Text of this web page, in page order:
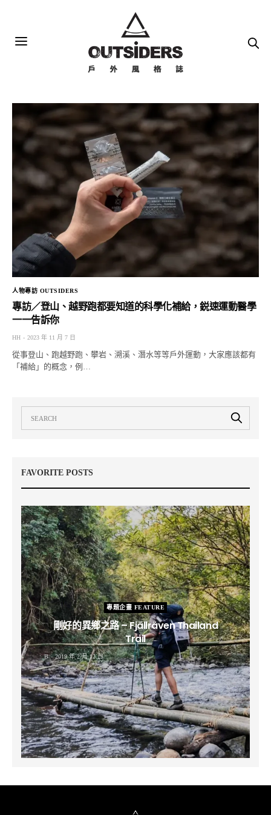
人物專訪 OUTSIDERS
專訪／登山、越野跑都要知道的科學化補給，鋭速運動醫學
一一告訴你
HH 2023 年 11 月 7 日
從事登山、跑越野跑、攀岩、溯溪、潛水等等戶外運動，大家應該都有
「補給」的概念，例…
FAVORITE POSTS
專題企畫 FEATURE
剛好的異鄉之路 – Fjällräven Thailand
Trail
B 2019 年 2 月 12 日